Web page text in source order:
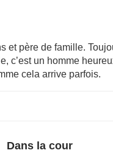
et père de famille.
c’est un homme
cela arrive parfois.
Dans la cour